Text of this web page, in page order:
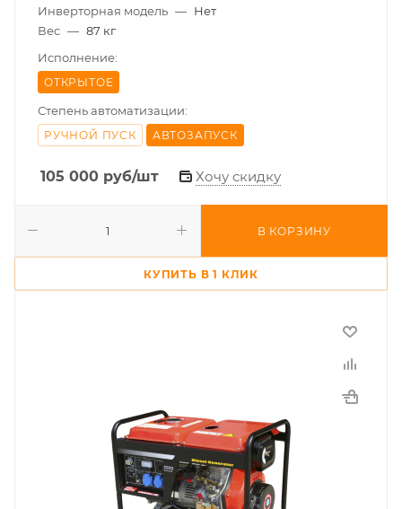
Инверторная модель — Нет
Вес — 87 кг
Исполнение:
ОТКРЫТОЕ
Степень автоматизации:
РУЧНОЙ ПУСК АВТОЗАПУСК
105 000 руб/шт Хочу скидку
В КОРЗИНУ
КУПИТЬ В 1 КЛИК